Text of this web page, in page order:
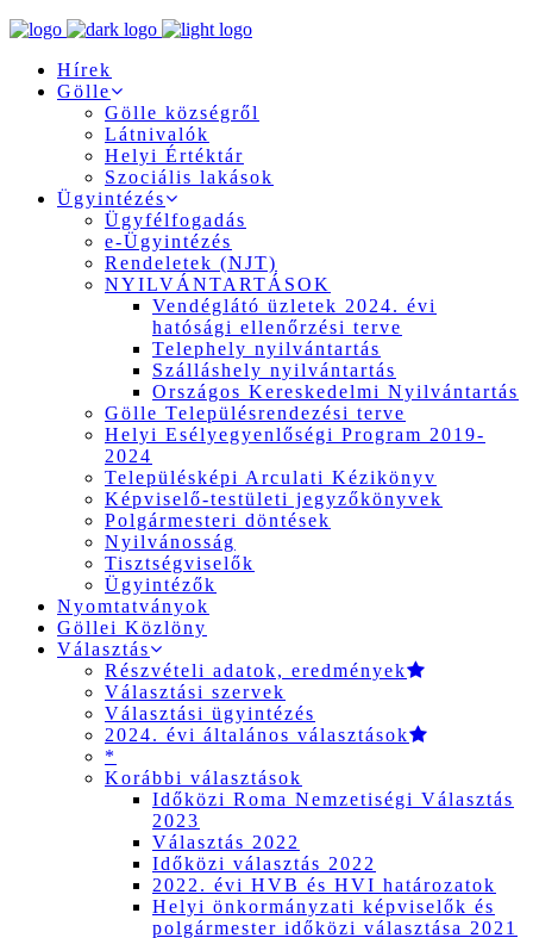
Hírek
Gölle
Gölle községről
Látnivalók
Helyi Értéktár
Szociális lakások
Ügyintézés
Ügyfélfogadás
e-Ügyintézés
Rendeletek (NJT)
NYILVÁNTARTÁSOK
Vendéglátó üzletek 2024. évi
hatósági ellenőrzési terve
Telephely nyilvántartás
Szálláshely nyilvántartás
Országos Kereskedelmi Nyilvántartás
Gölle Településrendezési terve
Helyi Esélyegyenlőségi Program 2019-
2024
Településképi Arculati Kézikönyv
Képviselő-testületi jegyzőkönyvek
Polgármesteri döntések
Nyilvánosság
Tisztségviselők
Ügyintézők
Nyomtatványok
Göllei Közlöny
Választás
Részvételi adatok, eredmények
Választási szervek
Választási ügyintézés
2024. évi általános választások
*
Korábbi választások
Időközi Roma Nemzetiségi Választás
2023
Választás 2022
Időközi választás 2022
2022. évi HVB és HVI határozatok
Helyi önkormányzati képviselők és
polgármester időközi választása 2021